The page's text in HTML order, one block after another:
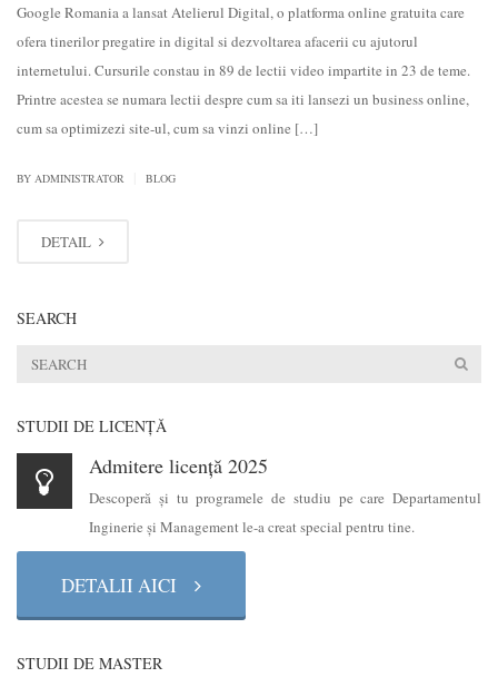
Google Romania a lansat Atelierul Digital, o platforma online gratuita care
ofera tinerilor pregatire in digital si dezvoltarea afacerii cu ajutorul
internetului. Cursurile constau in 89 de lectii video impartite in 23 de teme.
Printre acestea se numara lectii despre cum sa iti lansezi un business online,
cum sa optimizezi site-ul, cum sa vinzi online […]
BY ADMINISTRATOR BLOG
DETAIL
SEARCH
STUDII DE LICENŢĂ
Admitere licență 2025
Descoperă şi tu programele de studiu pe care Departamentul
Inginerie şi Management le-a creat special pentru tine.
DETALII AICI
STUDII DE MASTER